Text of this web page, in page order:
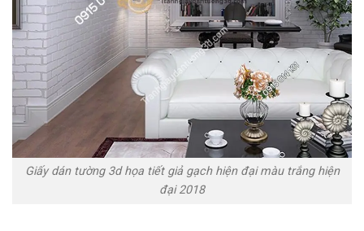
Giấy dán tường 3d họa tiết giả gạch hiện đại màu trắng hiện
đại 2018